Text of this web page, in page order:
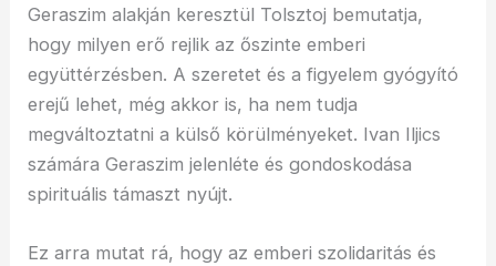
Geraszim alakján keresztül Tolsztoj bemutatja,
hogy milyen erő rejlik az őszinte emberi
együttérzésben. A szeretet és a figyelem gyógyító
erejű lehet, még akkor is, ha nem tudja
megváltoztatni a külső körülményeket. Ivan Iljics
számára Geraszim jelenléte és gondoskodása
spirituális támaszt nyújt.
Ez arra mutat rá, hogy az emberi szolidaritás és